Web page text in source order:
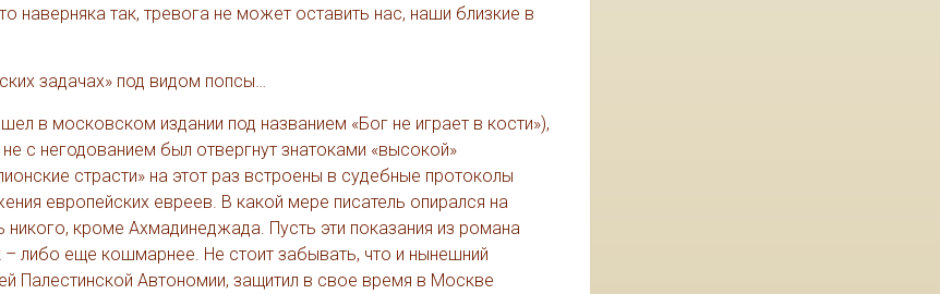
наверняка так, тревога не может оставить нас, наши близкие в
задачах» под видом попсы…
в московском издании под названием «Бог не играет в кости»),
с негодованием был отвергнут знатоками «высокой»
страсти» на этот раз встроены в судебные протоколы
европейских евреев. В какой мере писатель опирался на
кроме Ахмадинеджада. Пусть эти показания из романа
либо еще кошмарнее. Не стоит забывать, что и нынешний
Палестинской Автономии, защитил в свое время в Москве